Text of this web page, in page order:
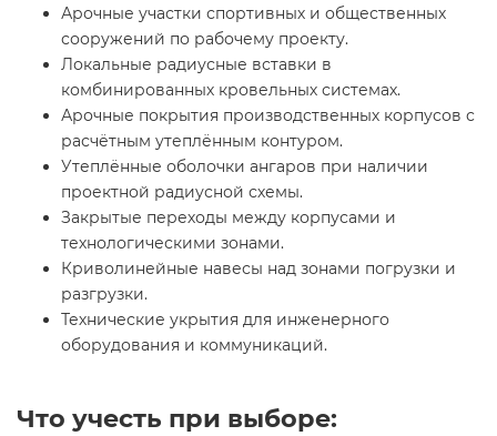
Арочные участки спортивных и общественных
сооружений по рабочему проекту.
Локальные радиусные вставки в
комбинированных кровельных системах.
Арочные покрытия производственных корпусов с
расчётным утеплённым контуром.
Утеплённые оболочки ангаров при наличии
проектной радиусной схемы.
Закрытые переходы между корпусами и
технологическими зонами.
Криволинейные навесы над зонами погрузки и
разгрузки.
Технические укрытия для инженерного
оборудования и коммуникаций.
Что учесть при выборе: